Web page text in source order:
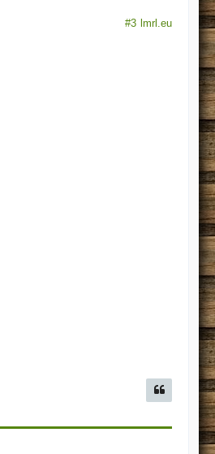
#3 lmrl.eu